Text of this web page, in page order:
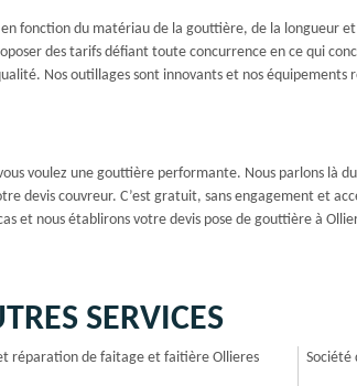
fonction du matériau de la gouttière, de la longueur
des tarifs défiant toute concurrence en ce qui
Nos outillages sont innovants et nos
voulez une gouttière performante. Nous parlons là
couvreur. C’est gratuit, sans engagement et
et nous établirons votre devis pose de gouttière à
SERVICES
réparation de faitage et faitière Ollieres
Société